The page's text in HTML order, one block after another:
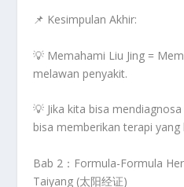
📌 Kesimpulan Akhir:
💡 Memahami Liu Jing =
melawan penyakit.
💡 Jika kita bisa
bisa memberikan terapi yang
Bab 2：Formula-Formula
Taiyang (太阳经证)